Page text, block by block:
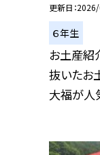
更新日
６年生
お土産紹
抜いたお
大福が人